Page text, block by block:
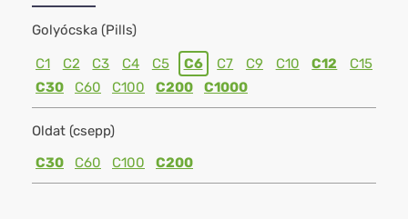
Golyócska (Pills)
C1 C2 C3 C4 C5 C6 C7 C9 C10 C12
C15
C30
C60 C100 C200 C1000
Oldat (csepp)
C30
C60 C100 C200